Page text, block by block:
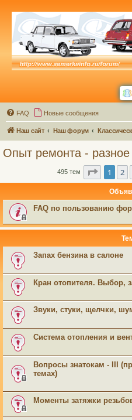
FAQ Новые сообщения
Наш сайт Наш форум
Опыт ремонта - разное
495 тем 1 2
FAQ по пользованию
Запах бензина в салоне
Кран отопителя. Выбор,
Звуки, стуки, щелчки,
Система отопления и
Вопросы знатокам - III
темах)
Моменты затяжки